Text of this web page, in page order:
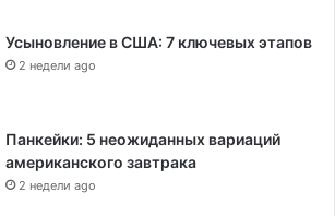
Усыновление в США: 7 ключевых этапов
2 недели ago
Панкейки: 5 неожиданных вариаций
американского завтрака
2 недели ago